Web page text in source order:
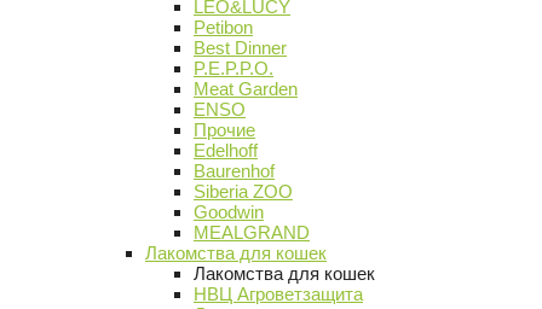
LEO&LUCY
Petibon
Best Dinner
P.E.P.P.O.
Meat Garden
ENSO
Прочие
Edelhoff
Baurenhof
Siberia ZOO
Goodwin
MEALGRAND
Лакомства для кошек
Лакомства для кошек
НВЦ Агроветзащита